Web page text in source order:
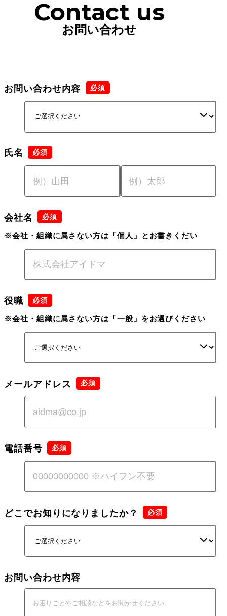
Contact us
お問い合わせ
お問い合わせ内容
氏名
会社名
※会社・組織に属さない方は「個人」とお書きくだい
役職
※会社・組織に属さない方は「一般」をお選びください
メールアドレス
電話番号
どこでお知りになりましたか？
お問い合わせ内容